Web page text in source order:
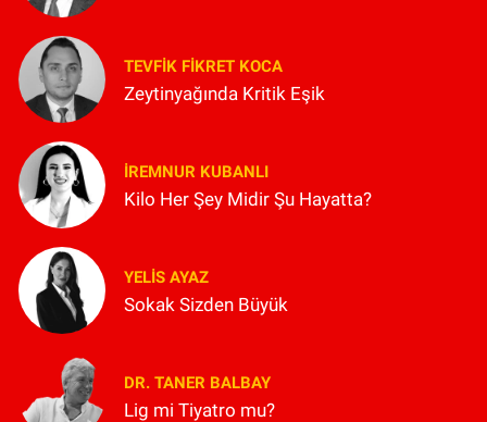
TEVFIK FIKRET KOCA
Zeytinyağında Kritik Eşik
İREMNUR KUBANLI
Kilo Her Şey Midir Şu Hayatta?
YELIS AYAZ
Sokak Sizden Büyük
DR. TANER BALBAY
Lig mi Tiyatro mu?